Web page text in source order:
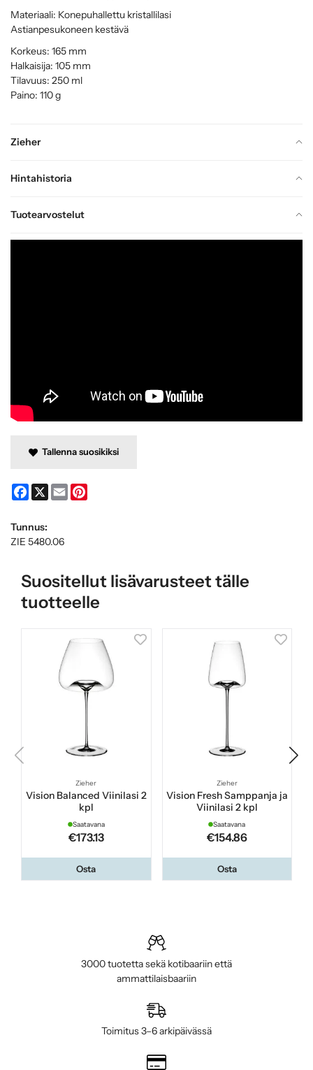
Zieher
Hintahistoria
Tuotearvostelut
Materiaali: Konepuhallettu kristallilasi
Astianpesukoneen kestävä
Korkeus: 165 mm
Halkaisija: 105 mm
Tilavuus: 250 ml
Paino: 110 g
Tallenna suosikiksi
Facebook
X Email
Tunnus:
ZIE 5480.06
Suositellut lisävarusteet tälle
tuotteelle
Zieher
Vision Balanced Viinilasi 2
kpl
Saatavana
€173.13
Osta
Zieher
Vision Fresh Samppanja ja
Viinilasi 2 kpl
Saatavana
€154.86
Osta
3000 tuotetta sekä kotibaariin että
ammattilaisbaariin
Toimitus 3–6 arkipäivässä